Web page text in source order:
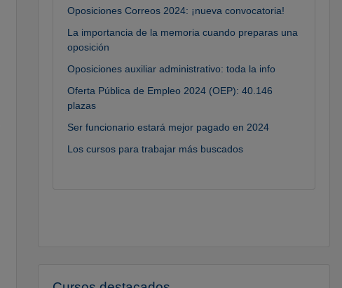
Oposiciones Correos 2024: ¡nueva convocatoria!
La importancia de la memoria cuando preparas una
oposición
Oposiciones auxiliar administrativo: toda la info
Oferta Pública de Empleo 2024 (OEP): 40.146
plazas
Ser funcionario estará mejor pagado en 2024
Los cursos para trabajar más buscados